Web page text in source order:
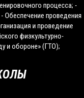
процесса; -
Обеспечение проведения
и проведение
физкультурно-
и обороне» (ГТО);